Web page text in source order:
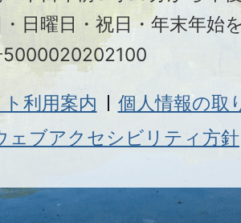
・日曜日・祝日・年末年始
5000020202100
利用案内
個人情報の取
ェブアクセシビリティ方針